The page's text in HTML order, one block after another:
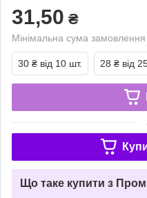
31,50 ₴
Мінімальна сума
30 ₴ від 10 шт. 28 ₴ від
Що таке купити з